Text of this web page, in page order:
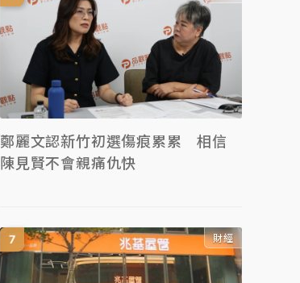
鄭麗文認新竹初選傷痕累累 相信
陳見賢不會親痛仇快
財經